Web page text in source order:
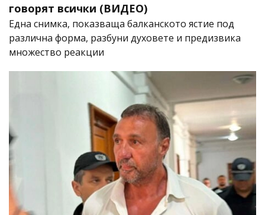
говорят всички (ВИДЕО)
Една снимка, показваща балканското ястие под
различна форма, разбуни духовете и предизвика
множество реакции